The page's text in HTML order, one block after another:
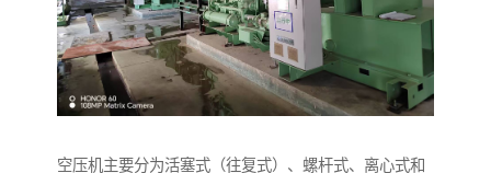
空压机主要分为活塞式（往复式）、螺杆式、离心式和